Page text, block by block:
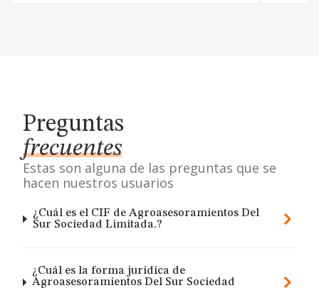
Preguntas
frecuentes
Estas son alguna de las preguntas que se
hacen nuestros usuarios
¿Cuál es el CIF de Agroasesoramientos Del
Sur Sociedad Limitada.?
¿Cuál es la forma jurídica de
Agroasesoramientos Del Sur Sociedad